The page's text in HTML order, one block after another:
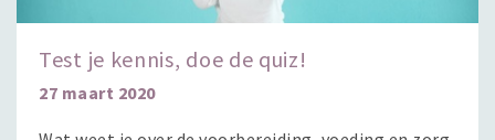
Test je kennis, doe de quiz!
27 maart 2020